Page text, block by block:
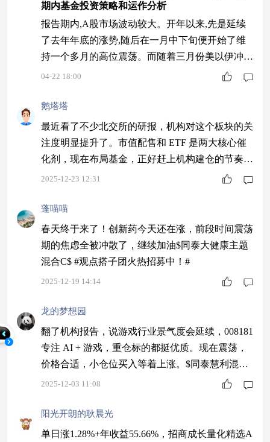
期内基金投资策略和运作分析
报告期内,A股市场波动较大。开年以来,先是延续
了去年年底的涨势,随后在一月中下旬便开始了维
持一个多月的高位震荡。而随着三月份美以伊冲突
爆发,在外部地缘政治压力下,A股市场的情绪开始
从细分风格来看,一季度表现相对较好的风格主要
是中小盘风格和红利风格。 本基金的主要投资策
略为沪深300指数增强策略,通过基本面和市场面的
多维数据构建量化模型并进行股票筛选,进而
04-22 18:00
鹅塔塔
最近看了不少北交所的研报，机构对这个板块的关
注度明显提升了。市值配售和 ETF 是两大核心催
化剂，现在布局基金，正好赶上机构建仓的节奏。
$同泰远见混合C$ #长征十二号甲可复用火箭首飞
2025-12-23 12:31
蓬喵喵
春天终于来了！创新药今天还在涨，前段时间震荡
期的焦虑全被冲散了，继续加油$同泰大健康主题
混合C$ #观点搭子团火热招募中！#
2025-12-19 14:14
龙的梦想园
翻了机构报告，说游戏行业景气度会延续，008181
专注 AI + 游戏，重仓标的都挺优质。现在震荡，
价格合适，小仓位买入等着上涨。$同泰慧利混合
C$ #青禾创作计划#
2025-12-03 11:08
阳光开朗的耿晨光
单日涨1.28%+年收益55.66%，招商成长量化精选A